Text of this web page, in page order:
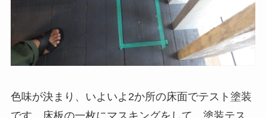
色味が決まり、いよいよ2か所の床面でテスト塗装
です。床板の一枚にマスキングをして、塗装テス